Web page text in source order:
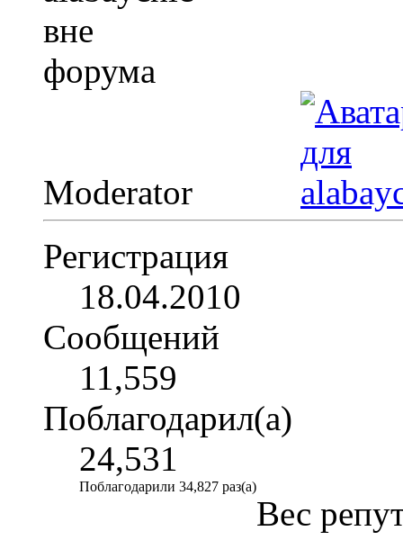
Moderator
Регистрация
18.04.2010
Сообщений
11,559
Поблагодарил(а)
24,531
Поблагодарили 34,827 раз(а)
Вес